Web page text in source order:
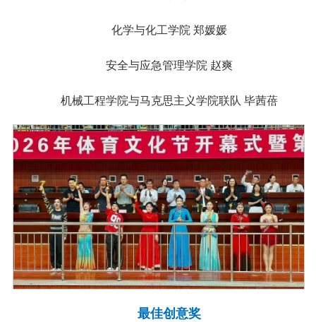
化学与化工学院 郑媛媛
安全与应急管理学院 赵爽
机械工程学院与马克思主义学院联队 毕茜蓓
最佳创意奖